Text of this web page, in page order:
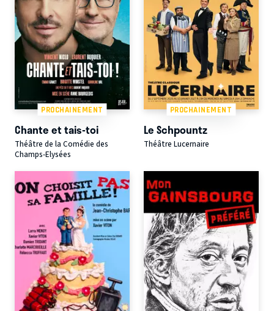
PROCHAINEMENT
Chante et tais-toi
Théâtre de la Comédie des
Champs-Elysées
PROCHAINEMENT
Le Schpountz
Théâtre Lucernaire